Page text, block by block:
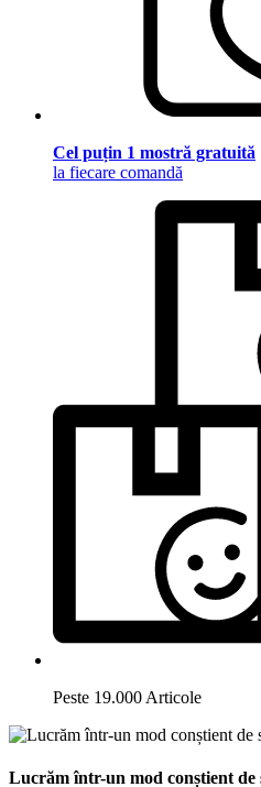
Cel puțin 1 mostră gratuită
la fiecare comandă
Peste 19.000 Articole
Lucrăm într-un mod conștient de